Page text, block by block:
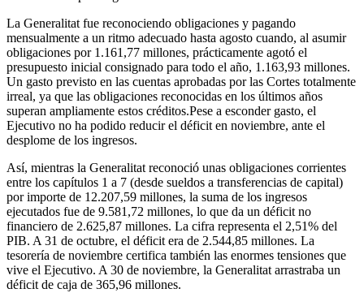
La Generalitat fue reconociendo obligaciones y pagando
mensualmente a un ritmo adecuado hasta agosto cuando, al asumir
obligaciones por 1.161,77 millones, prácticamente agotó el
presupuesto inicial consignado para todo el año, 1.163,93 millones.
Un gasto previsto en las cuentas aprobadas por las Cortes totalmente
irreal, ya que las obligaciones reconocidas en los últimos años
superan ampliamente estos créditos.Pese a esconder gasto, el
Ejecutivo no ha podido reducir el déficit en noviembre, ante el
desplome de los ingresos.
Así, mientras la Generalitat reconoció unas obligaciones corrientes
entre los capítulos 1 a 7 (desde sueldos a transferencias de capital)
por importe de 12.207,59 millones, la suma de los ingresos
ejecutados fue de 9.581,72 millones, lo que da un déficit no
financiero de 2.625,87 millones. La cifra representa el 2,51% del
PIB. A 31 de octubre, el déficit era de 2.544,85 millones. La
tesorería de noviembre certifica también las enormes tensiones que
vive el Ejecutivo. A 30 de noviembre, la Generalitat arrastraba un
déficit de caja de 365,96 millones.